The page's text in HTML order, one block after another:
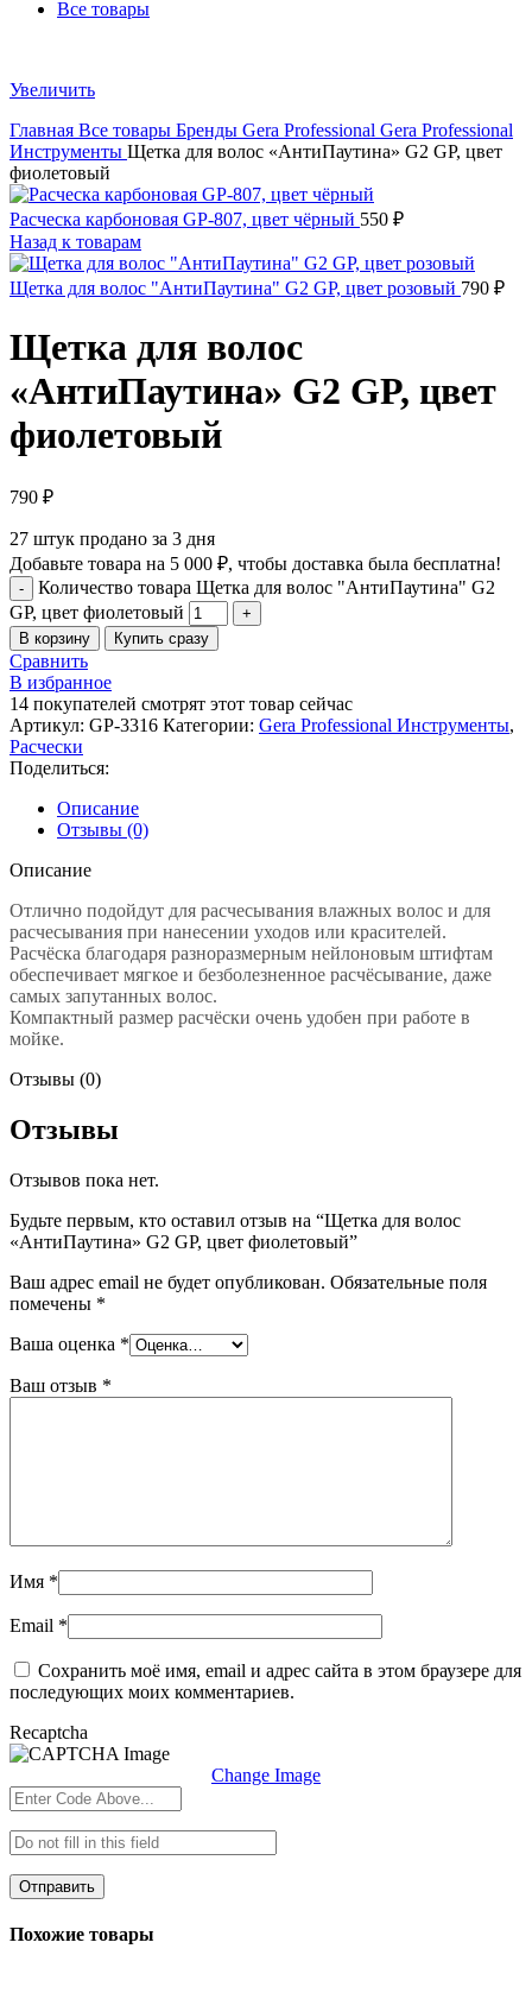
Все товары
Увеличить
Главная Все товары Бренды Gera Professional Gera Professional
Инструменты Щетка для волос «АнтиПаутина» G2 GP, цвет
фиолетовый
Расческа карбоновая GP-807, цвет чёрный 550 ₽
Назад к товарам
Щетка для волос "АнтиПаутина" G2 GP, цвет розовый 790 ₽
Щетка для волос
«АнтиПаутина» G2 GP, цвет
фиолетовый
790 ₽
27 штук продано за 3 дня
Добавьте товара на 5 000 ₽, чтобы доставка была бесплатна!
Количество товара Щетка для волос "АнтиПаутина" G2
GP, цвет фиолетовый
В корзину Купить сразу
Сравнить
В избранное
14 покупателей смотрят этот товар сейчас
Артикул: GP-3316 Категории: Gera Professional Инструменты,
Расчески
Поделиться:
Описание
Отзывы (0)
Описание
Отлично подойдут для расчесывания влажных волос и для
расчесывания при нанесении уходов или красителей.
Расчёска благодаря разноразмерным нейлоновым штифтам
обеспечивает мягкое и безболезненное расчёсывание, даже
самых запутанных волос.
Компактный размер расчёски очень удобен при работе в
мойке.
Отзывы (0)
Отзывы
Отзывов пока нет.
Будьте первым, кто оставил отзыв на “Щетка для волос
«АнтиПаутина» G2 GP, цвет фиолетовый”
Ваш адрес email не будет опубликован. Обязательные поля
помечены *
Ваша оценка *
Ваш отзыв *
Имя *
Email *
Сохранить моё имя, email и адрес сайта в этом браузере для
последующих моих комментариев.
Recaptcha
Change Image
Похожие товары